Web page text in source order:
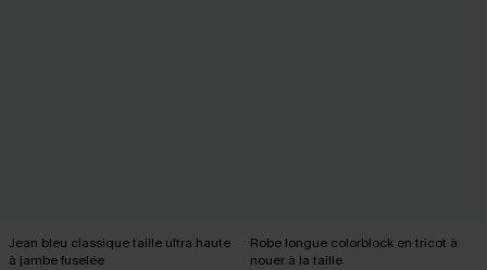
Jean bleu classique taille ultra haute
à jambe fuselée
Robe longue colorblock en tricot à
nouer à la taille